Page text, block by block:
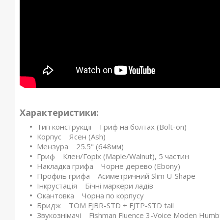
Характеристики:
Тип конструкції Гриф на болтах (Bolt-on)
Корпус Ясен (Ash)
Мензура 25.5" (648мм)
Гриф Клен/Горіх (Maple/Walnut), 5 частин
Накладка грифа Чорне дерево (Ebony)
Профіль грифа Асиметричний Slim U-Shape
Інкрустація Бічні маркери ладів
Окантовка Чорна по корпусу
Бридж TOM FJBR-STD + FJTP-STD tail
Звукознімачі Fishman Fluence 3-Voice Moden